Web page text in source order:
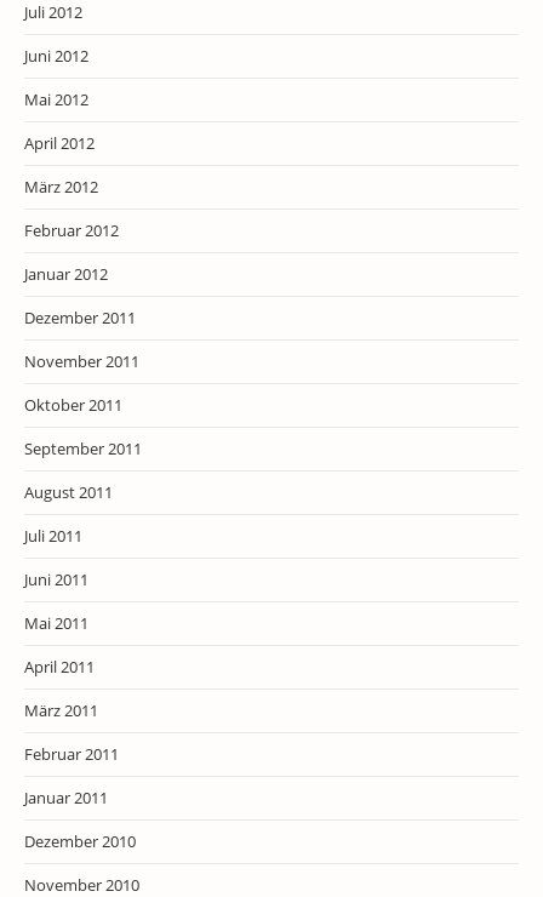
Juli 2012
Juni 2012
Mai 2012
April 2012
März 2012
Februar 2012
Januar 2012
Dezember 2011
November 2011
Oktober 2011
September 2011
August 2011
Juli 2011
Juni 2011
Mai 2011
April 2011
März 2011
Februar 2011
Januar 2011
Dezember 2010
November 2010